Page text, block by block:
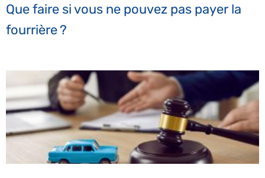
Que faire si vous ne pouvez pas payer la
fourrière ?